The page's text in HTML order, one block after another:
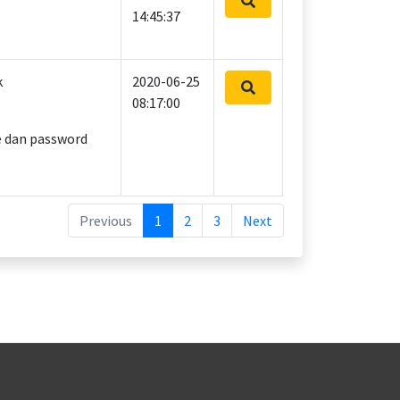
14:45:37
password
2020-06-25
08:17:00
Previous 1 2 3 Next